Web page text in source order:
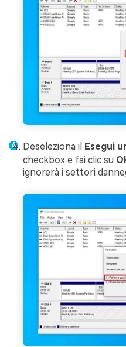
Deseleziona il Esegui
checkbox e fai clic su
ignorerà i settori